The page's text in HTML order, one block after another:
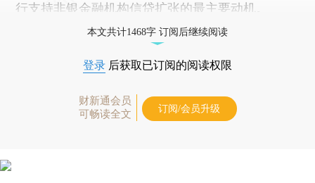
行支持非银金融机构信贷扩张的最主要动机。
本文共计1468字 订阅后继续阅读
登录 后获取已订阅的阅读权限
财新通会员
可畅读全文
订阅/会员升级